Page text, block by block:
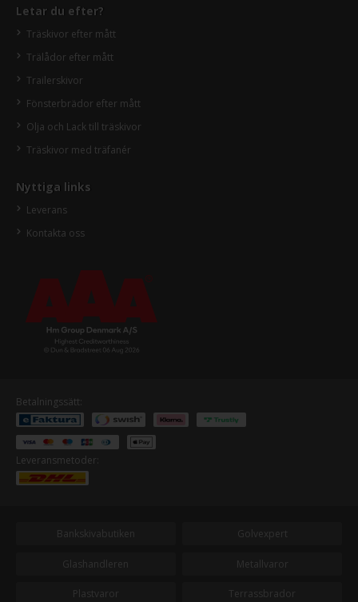
Letar du efter?
Träskivor efter mått
Trälådor efter mått
Trailerskivor
Fönsterbrädor efter mått
Olja och Lack till träskivor
Träskivor med träfanér
Nyttiga links
Leverans
Kontakta oss
Betalningssätt:
Leveransmetoder:
Bankskivabutiken Golvexpert
Glashandleren Metallvaror
Plastvaror Terrassbrador